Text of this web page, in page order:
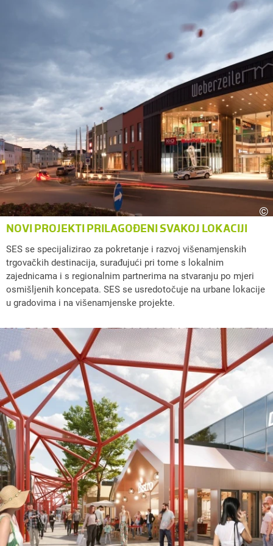
©
NOVI PROJEKTI PRILAGOĐENI SVAKOJ LOKACIJI
SES se specijalizirao za pokretanje i razvoj višenamjenskih
trgovačkih destinacija, surađujući pri tome s lokalnim
zajednicama i s regionalnim partnerima na stvaranju po mjeri
osmišljenih koncepata. SES se usredotočuje na urbane lokacije
u gradovima i na višenamjenske projekte.